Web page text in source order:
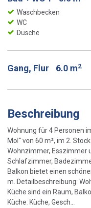
Waschbecken
WC
Dusche
Gang, Flur 6.0 m2
Beschreibung
Wohnung für 4 Personen
Mol" von 60 m², im 2.
Wohnzimmer, Esszimmer
Schlafzimmer,
Balkon bietet einen
m. Detailbeschreibung:
Küche sind ein Raum,
Küche: Küche, Gesch...